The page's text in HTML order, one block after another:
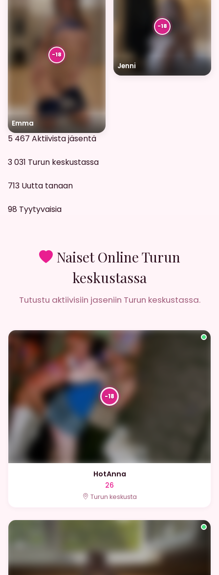
Emma
Jenni
5 467 Aktiivista jäsentä
3 031 Turun keskustassa
713 Uutta tanaan
98 Tyytyvaisia
Naiset Online Turun
keskustassa
Tutustu aktiivisiin jaseniin Turun keskustassa.
HotAnna
26
Turun keskusta